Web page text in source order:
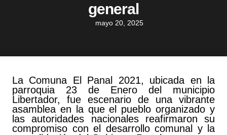
general
mayo 20, 2025
La Comuna El Panal 2021, ubicada en la
parroquia 23 de Enero del municipio
Libertador, fue escenario de una vibrante
asamblea en la que el pueblo organizado y
las autoridades nacionales reafirmaron su
compromiso con el desarrollo comunal y la